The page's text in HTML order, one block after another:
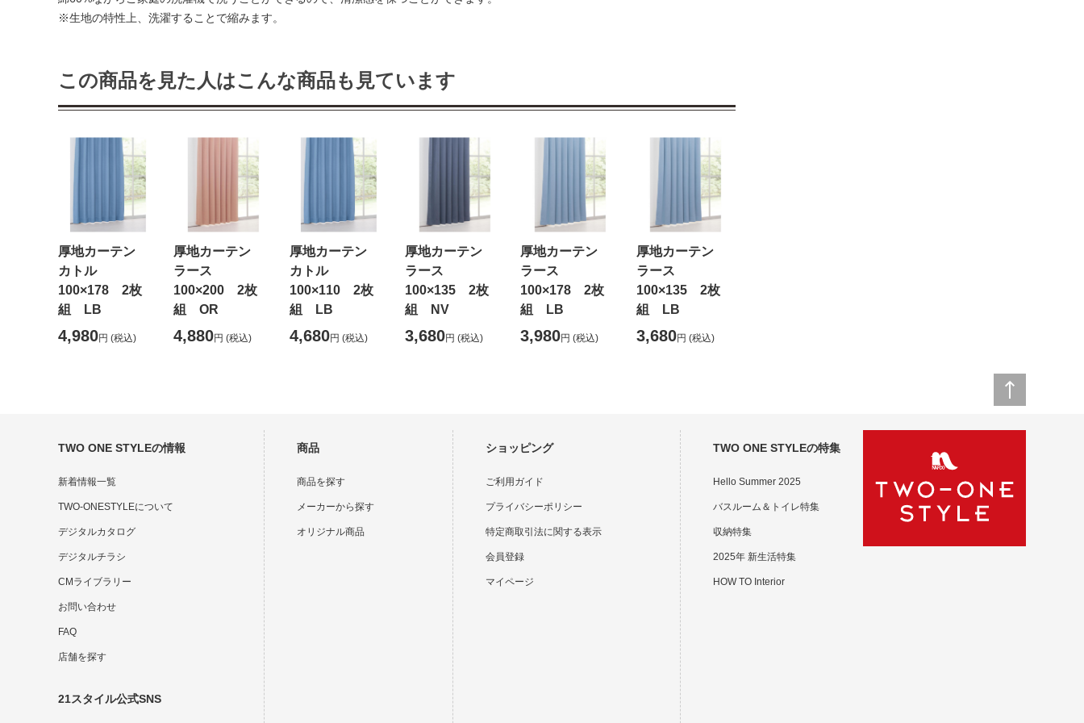
※生地の特性上、洗濯することで縮みます。
この商品を見た人はこんな商品も見ています
厚地カーテン
カトル
100×178 2枚
組 LB
4,980円 (税込)
厚地カーテン
ラース
100×200 2枚
組 OR
4,880円 (税込)
厚地カーテン
カトル
100×110 2枚
組 LB
4,680円 (税込)
厚地カーテン
ラース
100×135 2枚
組 NV
3,680円 (税込)
厚地カーテン
ラース
100×178 2枚
組 LB
3,980円 (税込)
厚地カーテン
ラース
100×135 2枚
組 LB
3,680円 (税込)
TWO ONE STYLEの情報
新着情報一覧
TWO-ONESTYLEについて
デジタルカタログ
デジタルチラシ
CMライブラリー
お問い合わせ
FAQ
店舗を探す
21スタイル公式SNS
商品
商品を探す
メーカーから探す
オリジナル商品
ショッピング
ご利用ガイド
プライバシーポリシー
特定商取引法に関する表示
会員登録
マイページ
TWO ONE STYLEの特集
Hello Summer 2025
バスルーム＆トイレ特集
収納特集
2025年 新生活特集
HOW TO Interior